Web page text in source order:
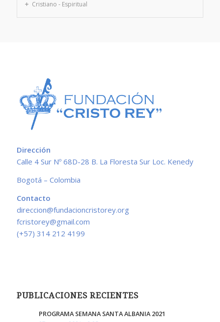
Cristiano - Espiritual
Dirección
Calle 4 Sur Nº 68D-28 B. La Floresta Sur Loc. Kenedy
Bogotá – Colombia
Contacto
direccion@fundacioncristorey.org
fcristorey@gmail.com
(+57) 314 212 4199
PUBLICACIONES RECIENTES
PROGRAMA SEMANA SANTA ALBANIA 2021